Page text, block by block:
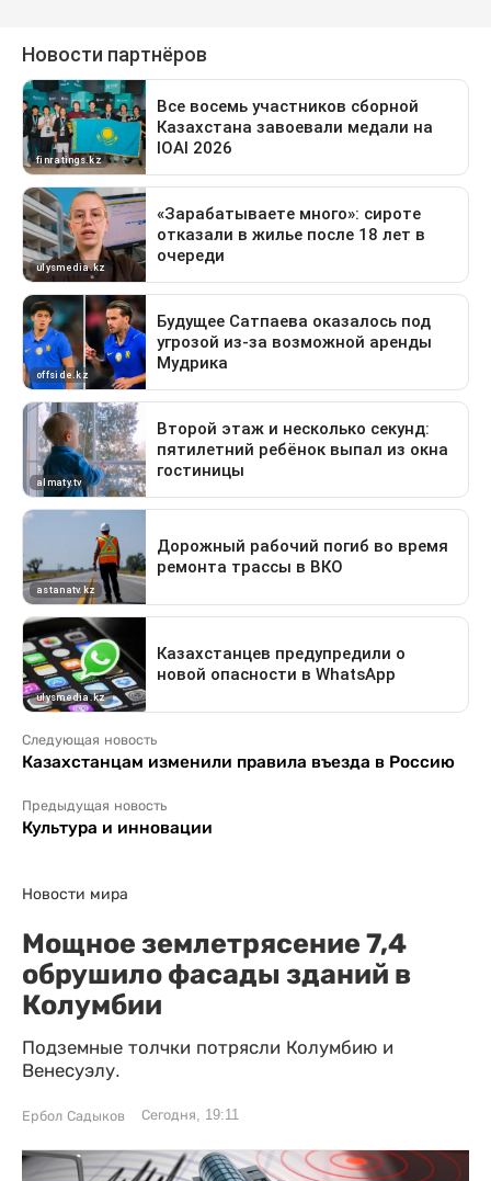
Следующая новость
Казахстанцам изменили правила въезда в Россию
Предыдущая новость
Культура и инновации
Новости мира
Мощное землетрясение 7,4
обрушило фасады зданий в
Колумбии
Подземные толчки потрясли Колумбию и
Венесуэлу.
Ербол Садыков Сегодня, 19:11